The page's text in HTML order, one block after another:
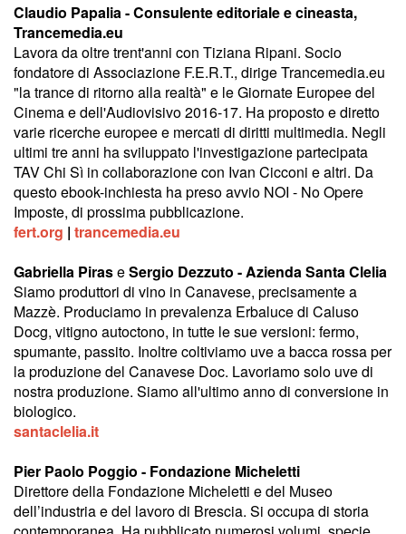
Claudio Papalia - Consulente editoriale e cineasta,
Trancemedia.eu
Lavora da oltre trent'anni con Tiziana Ripani. Socio
fondatore di Associazione F.E.R.T., dirige Trancemedia.eu
"la trance di ritorno alla realtà" e le Giornate Europee del
Cinema e dell'Audiovisivo 2016-17. Ha proposto e diretto
varie ricerche europee e mercati di diritti multimedia. Negli
ultimi tre anni ha sviluppato l'investigazione partecipata
TAV Chi Sì in collaborazione con Ivan Cicconi e altri. Da
questo ebook-inchiesta ha preso avvio NOI - No Opere
Imposte, di prossima pubblicazione.
fert.org | trancemedia.eu
Gabriella PiraseSergio Dezzuto - Azienda Santa Clelia
Siamo produttori di vino in Canavese, precisamente a
Mazzè. Produciamo in prevalenza Erbaluce di Caluso
Docg, vitigno autoctono, in tutte le sue versioni: fermo,
spumante, passito. Inoltre coltiviamo uve a bacca rossa per
la produzione del Canavese Doc. Lavoriamo solo uve di
nostra produzione. Siamo all'ultimo anno di conversione in
biologico.
santaclelia.it
Pier Paolo Poggio - Fondazione Micheletti
Direttore della Fondazione Micheletti e del Museo
dell’industria e del lavoro di Brescia. Si occupa di storia